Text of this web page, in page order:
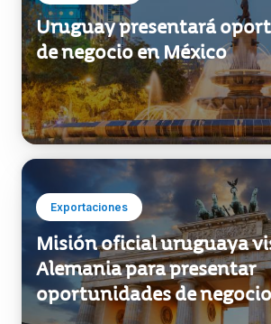
Uruguay presentará
de negocio en México
Exportaciones
Misión oficial uruguaya
Alemania para presentar
oportunidades de negocio